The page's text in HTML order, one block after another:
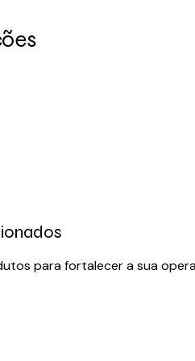
para fortalecer a sua